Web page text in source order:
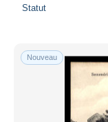
Statut
Nouveau